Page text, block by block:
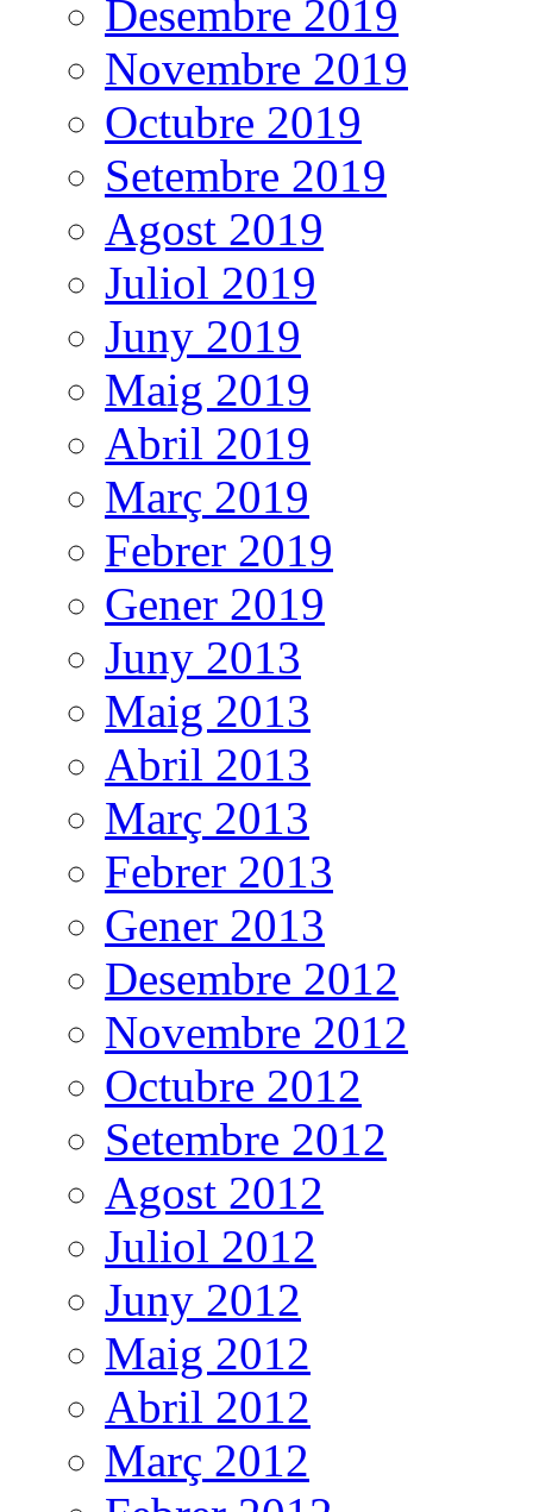
Desembre 2019
Novembre 2019
Octubre 2019
Setembre 2019
Agost 2019
Juliol 2019
Juny 2019
Maig 2019
Abril 2019
Març 2019
Febrer 2019
Gener 2019
Juny 2013
Maig 2013
Abril 2013
Març 2013
Febrer 2013
Gener 2013
Desembre 2012
Novembre 2012
Octubre 2012
Setembre 2012
Agost 2012
Juliol 2012
Juny 2012
Maig 2012
Abril 2012
Març 2012